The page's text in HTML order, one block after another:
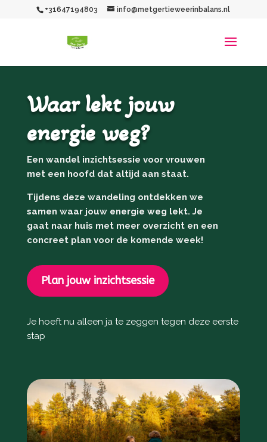
+31647194803 info@metgertieweerinbalans.nl
Waar lekt jouw
energie weg?
Een wandel inzichtsessie voor vrouwen
met een hoofd dat altijd aan staat.
Tijdens deze wandeling ontdekken we
samen waar jouw energie weg lekt. Je
gaat naar huis met meer overzicht en een
concreet plan voor de komende week!
Plan jouw inzichtsessie
Je hoeft nu alleen ja te zeggen tegen deze eerste
stap